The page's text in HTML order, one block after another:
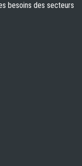
besoins des secteurs